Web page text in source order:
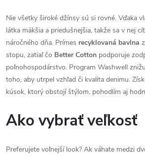
Nie všetky široké džínsy sú si rovné. Vďaka
látka mäkšia a priedušnejšia, takže sa v nej
náročného dňa. Prímes recyklovaná bavlna
stopu, zatiaľ čo Better Cotton podporuje
poľnohospodárstvo. Program Washwell
toho, aby utrpel vzhľad či kvalita denimu.
kúsok, ktorý obstojí štýlom, pohodlím aj
Ako vybrať veľkosť
Preferujete voľnejší look? Ak váhate medzi